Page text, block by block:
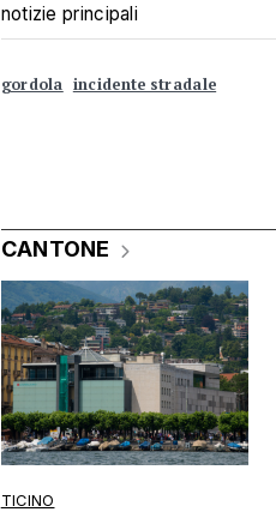
notizie principali
gordola incidente stradale
CANTONE
TICINO